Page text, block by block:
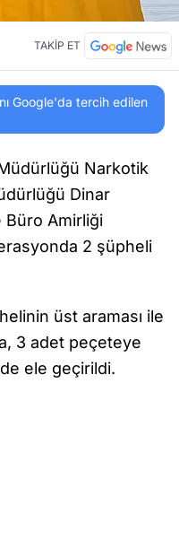
TAKİP ET
Google'da tercih edilen
Narkotik
Dinar
Büro Amirliği
2 şüpheli
üst araması ile
3 adet peçeteye
ele geçirildi.